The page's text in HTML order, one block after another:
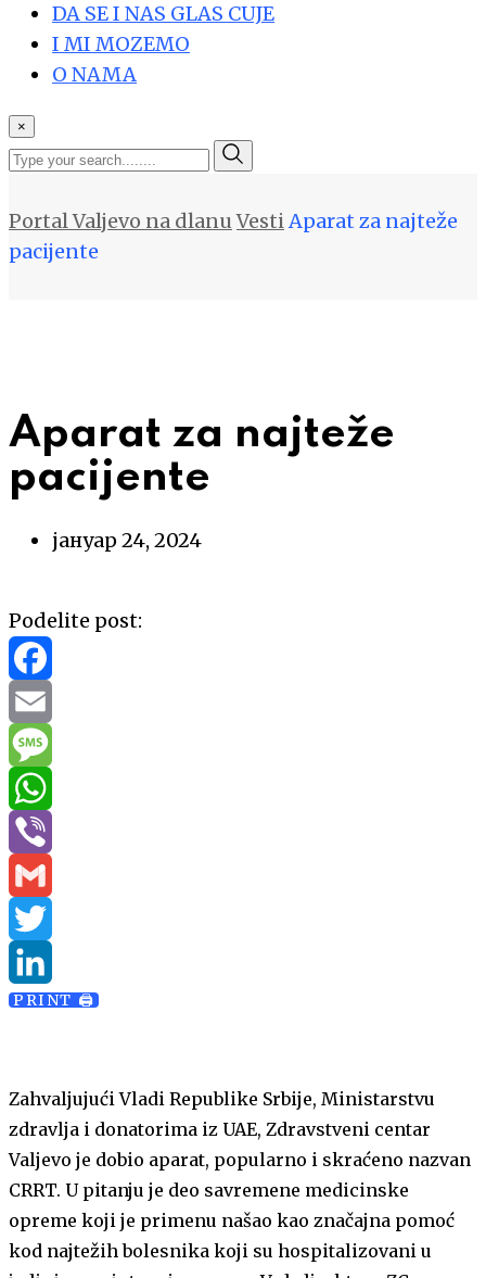
DA SE I NAS GLAS CUJE
I MI MOZEMO
O NAMA
×
Portal Valjevo na dlanu VestiAparat za najteže
pacijente
Aparat za najteže
pacijente
јануар 24, 2024
Podelite post:
Facebook
Email
Message
WhatsApp
Viber
Gmail
Twitter
LinkedIn
PRINT 🖨
Zahvaljujući Vladi Republike Srbije, Ministarstvu
zdravlja i donatorima iz UAE, Zdravstveni centar
Valjevo je dobio aparat, popularno i skraćeno nazvan
CRRT. U pitanju je deo savremene medicinske
opreme koji je primenu našao kao značajna pomoć
kod najtežih bolesnika koji su hospitalizovani u